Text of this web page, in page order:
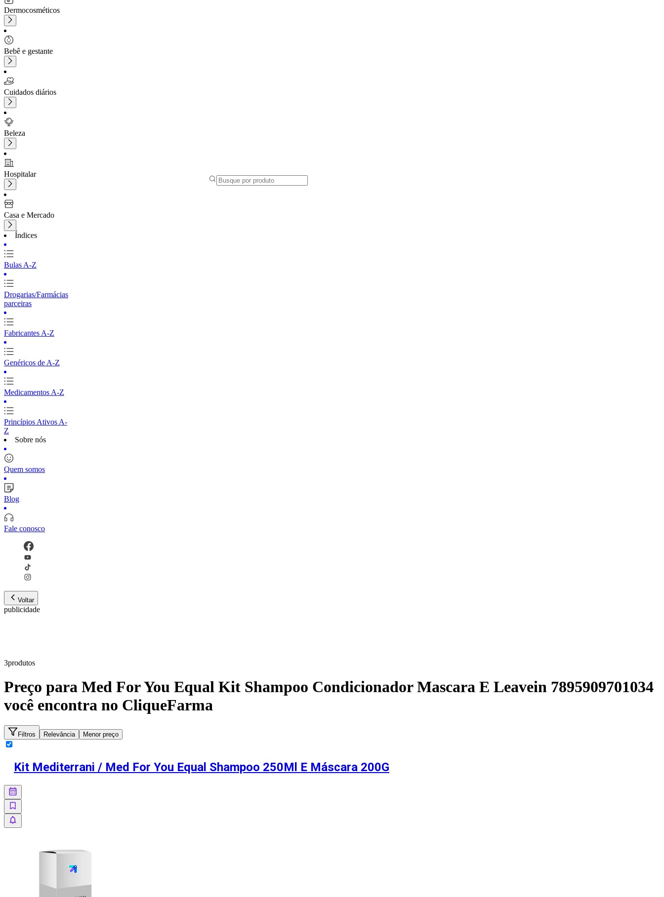
Dermocosméticos
Bebê e gestante
Cuidados diários
Beleza
Hospitalar
Casa e Mercado
Índices
Bulas A-Z
Drogarias/Farmácias
parceiras
Fabricantes A-Z
Genéricos de A-Z
Medicamentos A-Z
Princípios Ativos A-
Z
Sobre nós
Quem somos
Blog
Fale conosco
Voltar
publicidade
3produtos
Preço para Med For You Equal Kit Shampoo Condicionador Mascara E Leavein 7895909701034
você encontra no CliqueFarma
Filtros Relevância Menor preço
Kit Mediterrani / Med For You Equal Shampoo 250Ml E Máscara 200G